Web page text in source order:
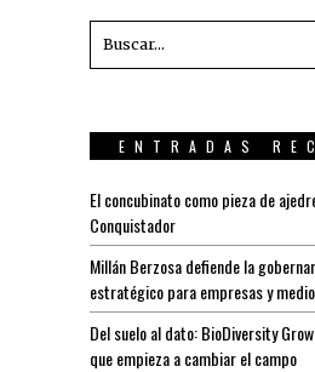
ENTRADAS
El concubinato como pieza de
Conquistador
Millán Berzosa defiende la
estratégico para empresas y
Del suelo al dato: BioDiversity
que empieza a cambiar el campo